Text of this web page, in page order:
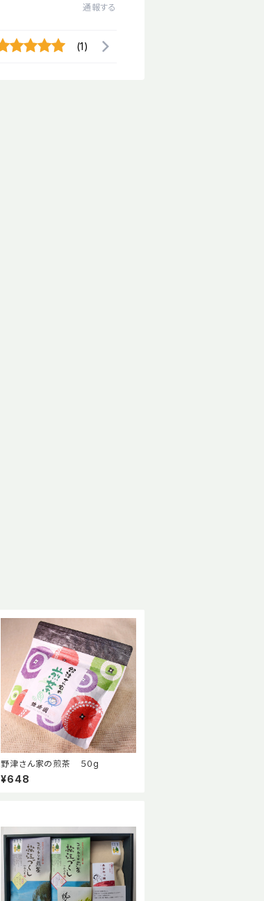
通報する
(1)
野津さん家の煎茶 ５０g
¥648